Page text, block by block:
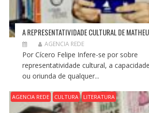
A REPRESENTATIVIDADE CULTURAL DE
AGENCIA REDE
Por Cícero Felipe Infere-se por sobre
representatividade cultural, a
ou oriunda de qualquer...
AGENCIA REDE CULTURA LITERATURA